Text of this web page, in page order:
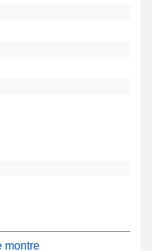
cuir véritable Huawei
de la marque.
montre